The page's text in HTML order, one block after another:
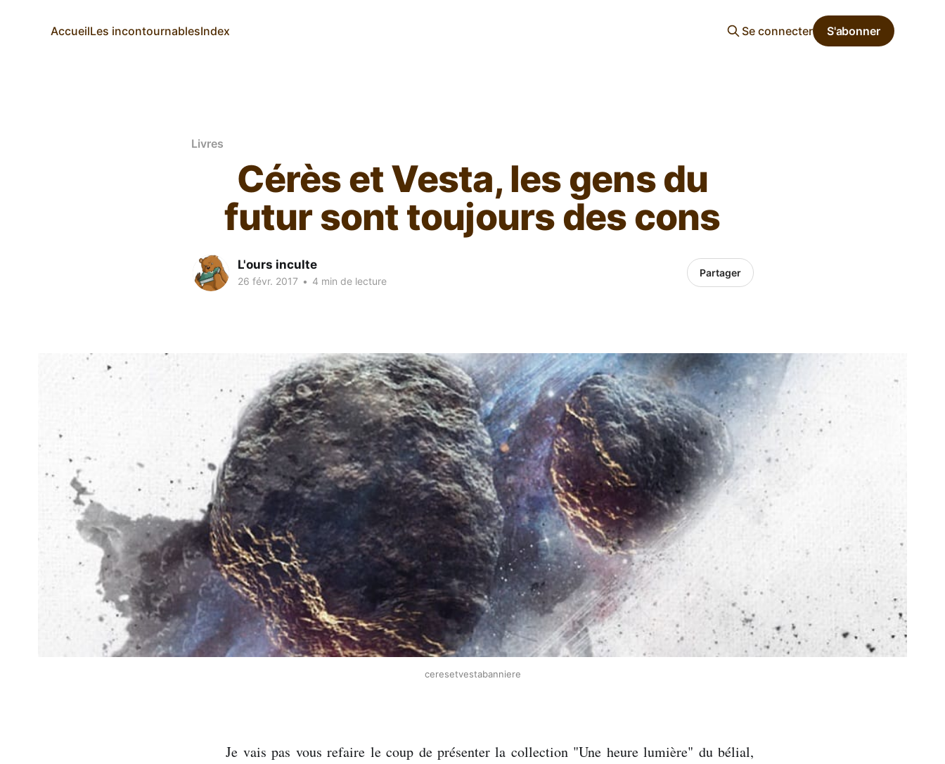
AccueilLes incontournablesIndex Se connecter S'abonner
Livres
Cérès et Vesta, les gens du
futur sont toujours des cons
L'ours inculte
26 févr. 2017 • 4 min de lecture
Partager
ceresetvestabanniere
Je vais pas vous refaire le coup de présenter la collection "Une heure lumière" du bélial,